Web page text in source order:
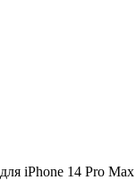
iPhone 14 Pro